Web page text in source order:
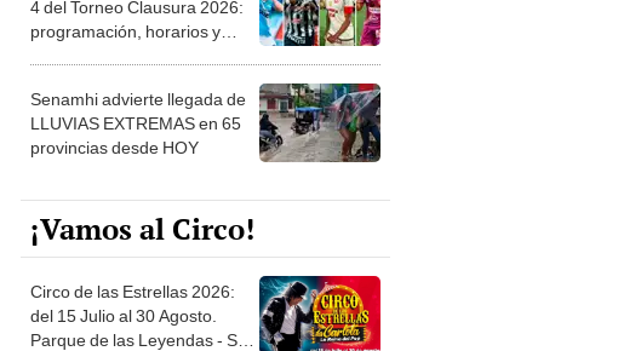
4 del Torneo Clausura 2026:
programación, horarios y
Senamhi advierte llegada de
LLUVIAS EXTREMAS en 65
provincias desde HOY
¡Vamos al Circo!
Circo de las Estrellas 2026:
del 15 Julio al 30 Agosto.
Parque de las Leyendas - San